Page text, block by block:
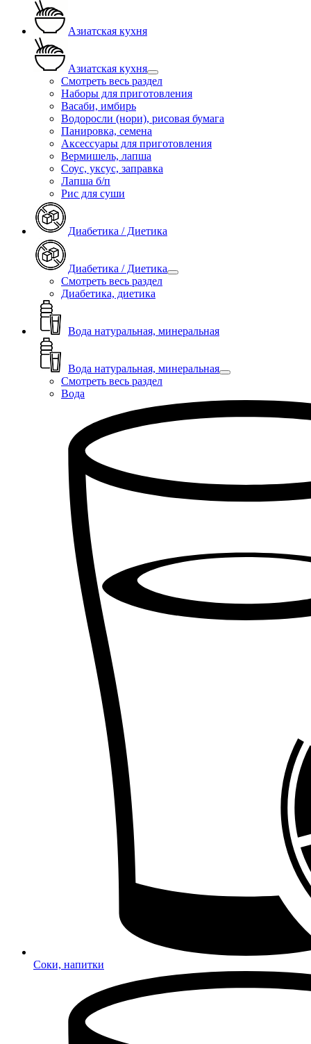
Азиатская кухня
Азиатская кухня
Смотреть весь раздел
Наборы для приготовления
Васаби, имбирь
Водоросли (нори), рисовая бумага
Панировка, семена
Аксессуары для приготовления
Вермишель, лапша
Соус, уксус, заправка
Лапша б/п
Рис для суши
Диабетика / Диетика
Диабетика / Диетика
Смотреть весь раздел
Диабетика, диетика
Вода натуральная, минеральная
Вода натуральная, минеральная
Смотреть весь раздел
Вода
Соки, напитки